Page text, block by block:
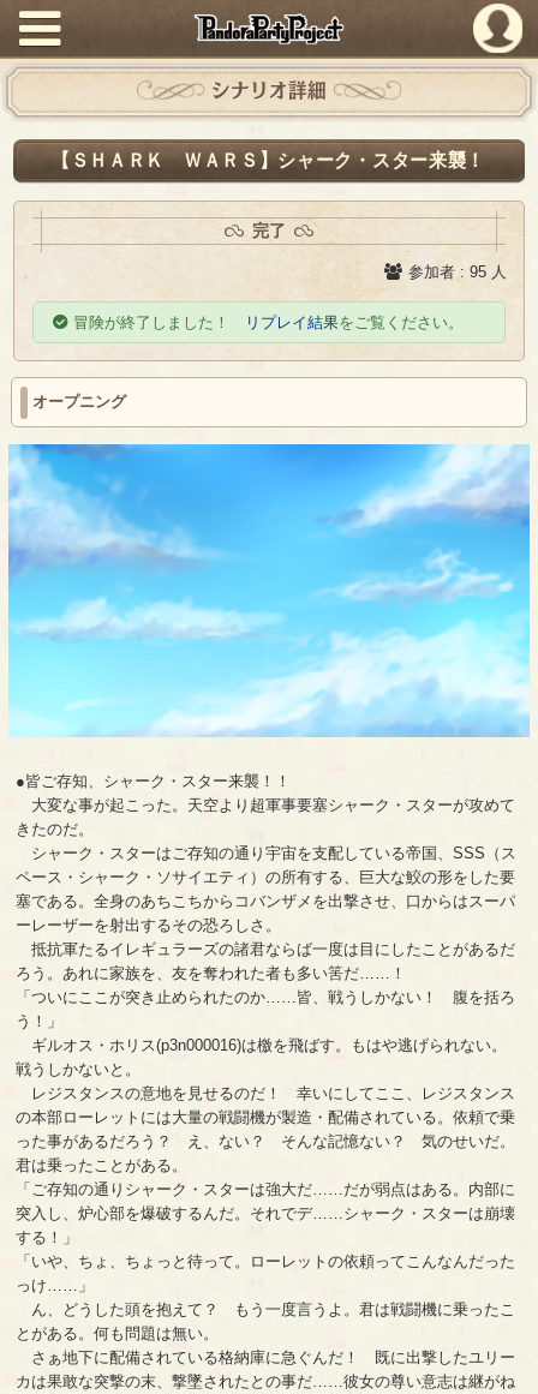
PandoraPartyProject
シナリオ詳細
【ＳＨＡＲＫ ＷＡＲＳ】シャーク・スター来襲！
完了
参加者 : 95 人
冒険が終了しました！ リプレイ結果をご覧ください。
オープニング
●皆ご存知、シャーク・スター来襲！！
大変な事が起こった。天空より超軍事要塞シャーク・スターが攻めて
きたのだ。
シャーク・スターはご存知の通り宇宙を支配している帝国、SSS（ス
ペース・シャーク・ソサイエティ）の所有する、巨大な鮫の形をした要
塞である。全身のあちこちからコバンザメを出撃させ、口からはスーパ
ーレーザーを射出するその恐ろしさ。
抵抗軍たるイレギュラーズの諸君ならば一度は目にしたことがあるだ
ろう。あれに家族を、友を奪われた者も多い筈だ……！
「ついにここが突き止められたのか……皆、戦うしかない！ 腹を括ろ
う！」
ギルオス・ホリス(p3n000016)は檄を飛ばす。もはや逃げられない。
戦うしかないと。
レジスタンスの意地を見せるのだ！ 幸いにしてここ、レジスタンス
の本部ローレットには大量の戦闘機が製造・配備されている。依頼で乗
った事があるだろう？ え、ない？ そんな記憶ない？ 気のせいだ。
君は乗ったことがある。
「ご存知の通りシャーク・スターは強大だ……だが弱点はある。内部に
突入し、炉心部を爆破するんだ。それでデ……シャーク・スターは崩壊
する！」
「いや、ちょ、ちょっと待って。ローレットの依頼ってこんなんだった
っけ……」
ん、どうした頭を抱えて？ もう一度言うよ。君は戦闘機に乗ったこ
とがある。何も問題は無い。
さぁ地下に配備されている格納庫に急ぐんだ！ 既に出撃したユリー
カは果敢な突撃の末、撃墜されたとの事だ……彼女の尊い意志は継がね